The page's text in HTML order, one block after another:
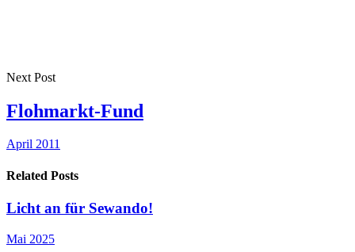
Next Post
Flohmarkt-Fund
April 2011
Related Posts
Licht an für Sewando!
Mai 2025